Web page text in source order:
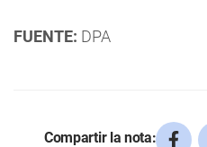
FUENTE: DPA
Compartir la nota: